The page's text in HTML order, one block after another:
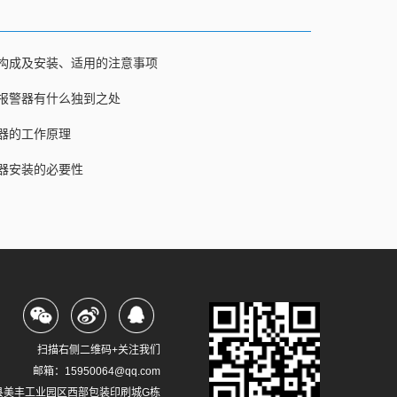
成及安装、适用的注意事项
警器有什么独到之处
的工作原理
安装的必要性
扫描右侧二维码+关注我们
邮箱：15950064@qq.com
丰工业园区西部包装印刷城G栋